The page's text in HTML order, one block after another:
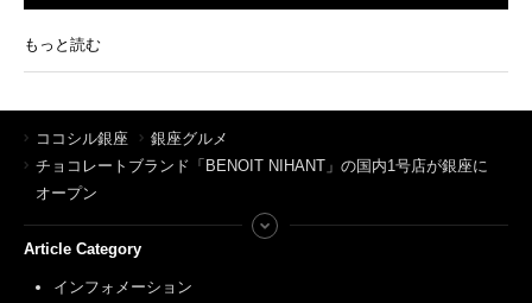
もっと読む
ココシル銀座
銀座グルメ
チョコレートブランド「BENOIT NIHANT」の国内1号店が銀座に
オープン
Article Category
インフォメーション